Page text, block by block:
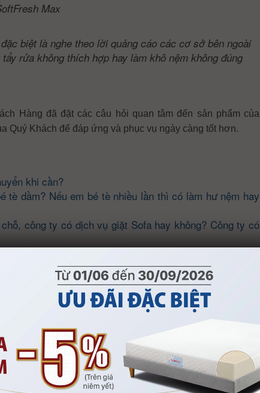
Max
biệt là nghe theo lời quảng cáo các cơ sở bên ngoài
rửa không thích hợp hay làm khô nệm không đúng
Hàng đã đặt các câu hỏi quan tâm đến sản phẩm của
Quý Khách để đáp ứng và phục vụ ngày càng tốt hơn.
khi cần?
dầm? Nếu em bé tè nhiều lần thì có làm hư nệm hay
công ty có dịch vụ giặt Sofa hay không? Công ty có
Bộ ga trải giường Kymdan
Khách Hàng đã đặt các câu hỏi quan tâm đến sản
nhu cầu thật sự của Quý Khách để đáp ứng và
càng tốt hơn.